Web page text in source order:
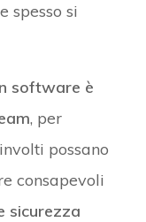
spesso si
software è
, per
possano
consapevoli
sicurezza